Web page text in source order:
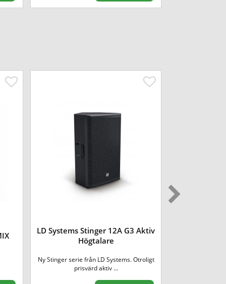
LD Systems Stinger 12A G3 Aktiv
Högtalare
Ny Stinger serie från LD Systems. Otroligt
prisvärd aktiv ...